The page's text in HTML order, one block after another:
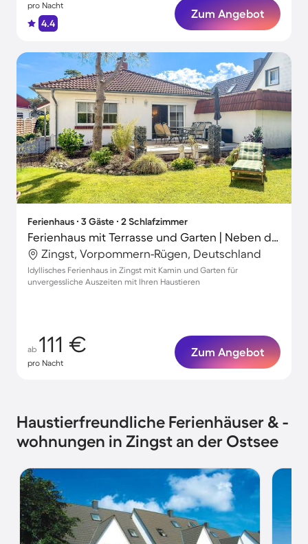
pro Nacht
4.4
Zum Angebot
Ferienhaus ∙ 3 Gäste ∙ 2 Schlafzimmer
Ferienhaus mit Terrasse und Garten | Neben dem Strand | Haustierfreundlich
Zingst, Vorpommern-Rügen, Deutschland
Idyllisches Ferienhaus in Zingst mit Kamin und Garten für
unvergessliche Auszeiten mit Ihren Haustieren
ab 111 €
pro Nacht
Zum Angebot
Haustierfreundliche Ferienhäuser & -
wohnungen in Zingst an der Ostsee